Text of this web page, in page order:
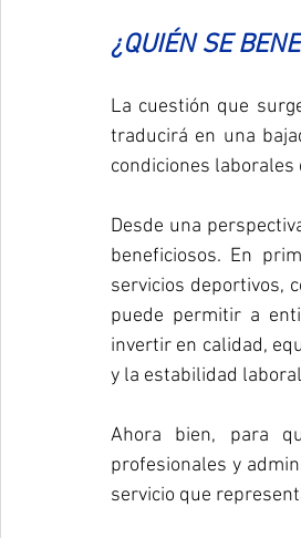
¿QUIÉN SE
La cuestión que
traducirá en una
condiciones
Desde una
beneficiosos. En
servicios deportivos,
puede permitir a
invertir en calidad,
y la estabilidad
Ahora bien, para
profesionales y
servicio que